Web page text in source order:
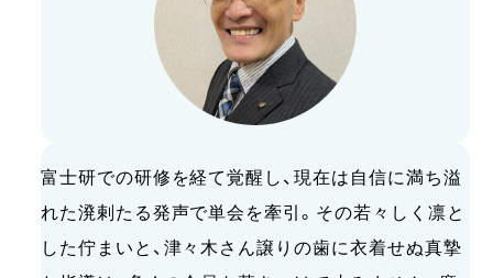
富士研での研修を経て覚醒し、現在は自信に満ち溢
れた溌剌たる発声で単会を牽引。その若々しく凛と
した佇まいと、津々木さん譲りの歯に衣着せぬ真摯